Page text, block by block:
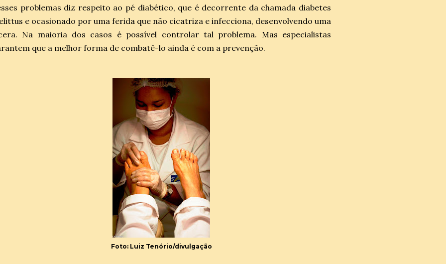
problemas diz respeito ao pé diabético, que é decorrente da chamada diabetes
e ocasionado por uma ferida que não cicatriza e infecciona, desenvolvendo uma
Na maioria dos casos é possível controlar tal problema. Mas especialistas
que a melhor forma de combatê-lo ainda é com a prevenção.
Foto: Luiz Tenório/divulgação